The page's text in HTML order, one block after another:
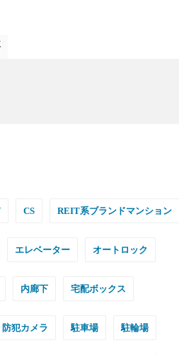
CS REIT系ブランドマンション
エレベーター オートロック
内廊下 宅配ボックス
防犯カメラ 駐車場 駐輪場